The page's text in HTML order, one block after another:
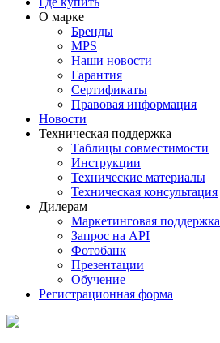
О марке
Бренды
MPS
Наши новости
Гарантия
Сертификаты
Правовая информация
Новости
Техническая поддержка
Таблицы совместимости
Инструкции
Технические материалы
Техническая консультация
Дилерам
Маркетинговая поддержка
Запрос на API
Фотобанк
Презентации
Обучение
Регистрационная форма